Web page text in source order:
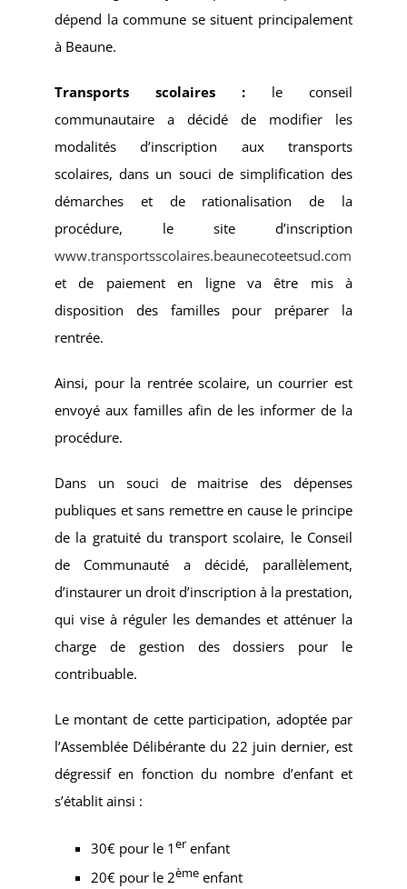
dépend la commune se situent principalement
à Beaune.
Transports scolaires : le conseil
communautaire a décidé de modifier les
modalités d’inscription aux transports
scolaires, dans un souci de simplification des
démarches et de rationalisation de la
procédure, le site d’inscription
www.transportsscolaires.beaunecoteetsud.com
et de paiement en ligne va être mis à
disposition des familles pour préparer la
rentrée.
Ainsi, pour la rentrée scolaire, un courrier est
envoyé aux familles afin de les informer de la
procédure.
Dans un souci de maitrise des dépenses
publiques et sans remettre en cause le principe
de la gratuité du transport scolaire, le Conseil
de Communauté a décidé, parallèlement,
d’instaurer un droit d’inscription à la prestation,
qui vise à réguler les demandes et atténuer la
charge de gestion des dossiers pour le
contribuable.
Le montant de cette participation, adoptée par
l’Assemblée Délibérante du 22 juin dernier, est
dégressif en fonction du nombre d’enfant et
s’établit ainsi :
30€ pour le 1erenfant
20€ pour le 2èmeenfant